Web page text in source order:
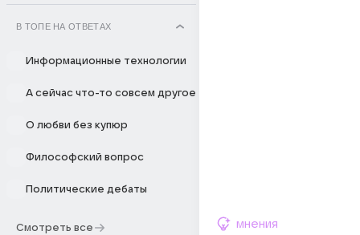
В ТОПЕ НА ОТВЕТАХ
Информационные технологии
А сейчас что-то совсем другое
О любви без купюр
Философский вопрос
Политические дебаты
Смотреть все мнения